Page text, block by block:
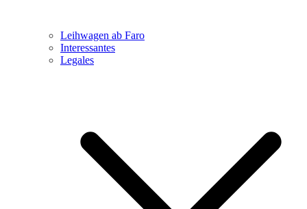
Leihwagen ab Faro
Interessantes
Legales